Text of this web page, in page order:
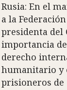
Rusia: En el
a la
presidenta del
importancia
derecho
humanitario y
prisioneros